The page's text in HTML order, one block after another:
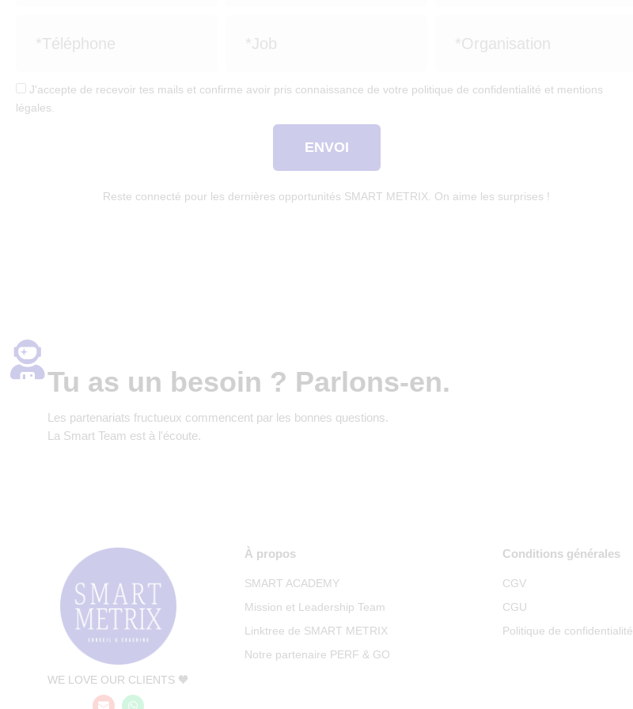
J'accepte de recevoir tes mails et confirme avoir pris connaissance de votre politique de confidentialité et mentions
légales.
ENVOI
Reste connecté pour les dernières opportunités SMART METRIX. On aime les surprises !
Tu as un besoin ? Parlons-en.
Les partenariats fructueux commencent par les bonnes questions.
La Smart Team est à l'écoute.
WE LOVE OUR CLIENTS 🧡
À propos
SMART ACADEMY
Mission et Leadership Team
Linktree de SMART METRIX
Notre partenaire PERF & GO
Conditions générales
CGV
CGU
Politique de confidentialité